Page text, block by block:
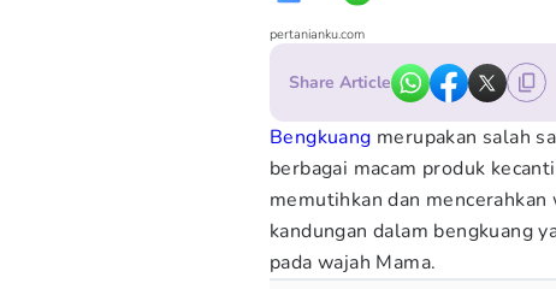
pertanianku.com
Share Article
Bengkuang merupakan salah
berbagai macam produk
memutihkan dan
kandungan dalam bengkuang
pada wajah Mama.